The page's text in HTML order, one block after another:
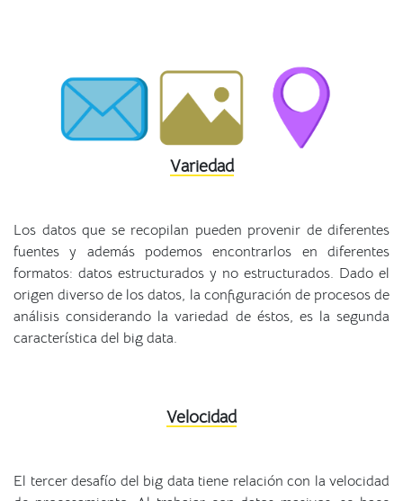
Variedad
Los datos que se recopilan pueden provenir de diferentes
fuentes y además podemos encontrarlos en diferentes
formatos: datos estructurados y no estructurados. Dado el
origen diverso de los datos, la configuración de procesos de
análisis considerando la variedad de éstos, es la segunda
característica del big data.
Velocidad
El tercer desafío del big data tiene relación con la velocidad